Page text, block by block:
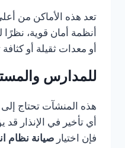
تعد هذه الأماكن من
أنظمة أمان قوية، نظرًا
أو معدات ثقيلة أو
للمدارس
هذه المنشآت تحتاج
أي تأخير في الإنذار
فإن اختيار